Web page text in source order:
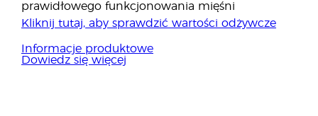
prawidłowego funkcjonowania mięśni
Kliknij tutaj, aby sprawdzić wartości odżywcze
Informacje produktowe
Dowiedz się więcej